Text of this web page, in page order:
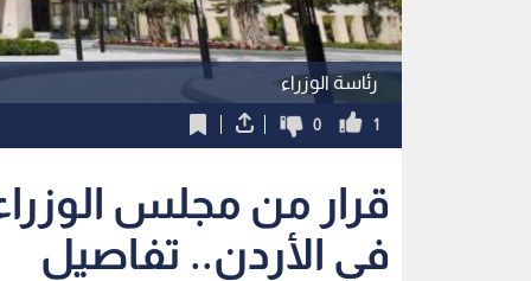
رئاسة الوزراء
1
0
قرار من مجلس
في الأردن.. تفاصيل